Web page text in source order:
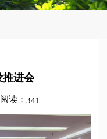
推进会
阅读： 341